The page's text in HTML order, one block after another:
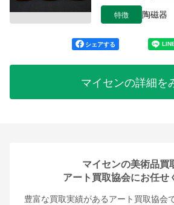
特徴 陶磁器
シェアする
マイセンの詳細を
マイセンの美術品買
アート買取協会にお任せ
豊富な買取実績があるアート買取協会